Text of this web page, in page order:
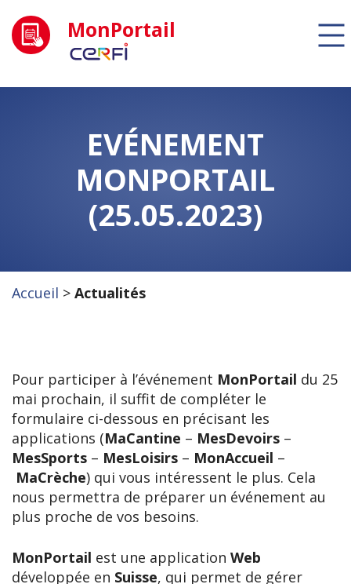
MonPortail
EVÉNEMENT
MONPORTAIL
(25.05.2023)
Accueil > Actualités
Pour participer à l’événement MonPortail du 25
mai prochain, il suffit de compléter le
formulaire ci-dessous en précisant les
applications (MaCantine – MesDevoirs –
MesSports – MesLoisirs – MonAccueil –
MaCrèche) qui vous intéressent le plus. Cela
nous permettra de préparer un événement au
plus proche de vos besoins.
MonPortail est une application Web
développée en Suisse, qui permet de gérer